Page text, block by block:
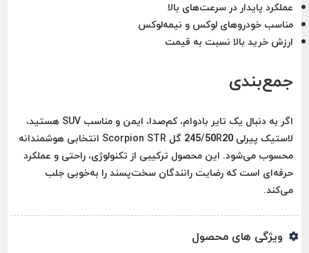
عملکرد پایدار در سرعت‌های بالا
مناسب خودروهای لوکس و نیمه‌لوکس
ارزش خرید بالا نسبت به قیمت
جمع‌بندی
اگر به دنبال یک تایر بادوام، کم‌صدا، ایمن و مناسب SUV
هستید،
لاستیک پیرلی 245/50R20 گل Scorpion STR انتخابی هوشمندانه
محسوب می‌شود. این محصول ترکیبی از تکنولوژی، راحتی و عملکرد
حرفه‌ای است که رضایت رانندگان سخت‌پسند را به‌خوبی جلب
می‌کند.
ویژگی های محصول